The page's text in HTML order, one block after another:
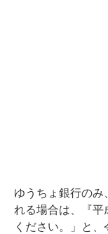
ゆうちょ銀行のみ
れる場合は、『平
ください。」と、